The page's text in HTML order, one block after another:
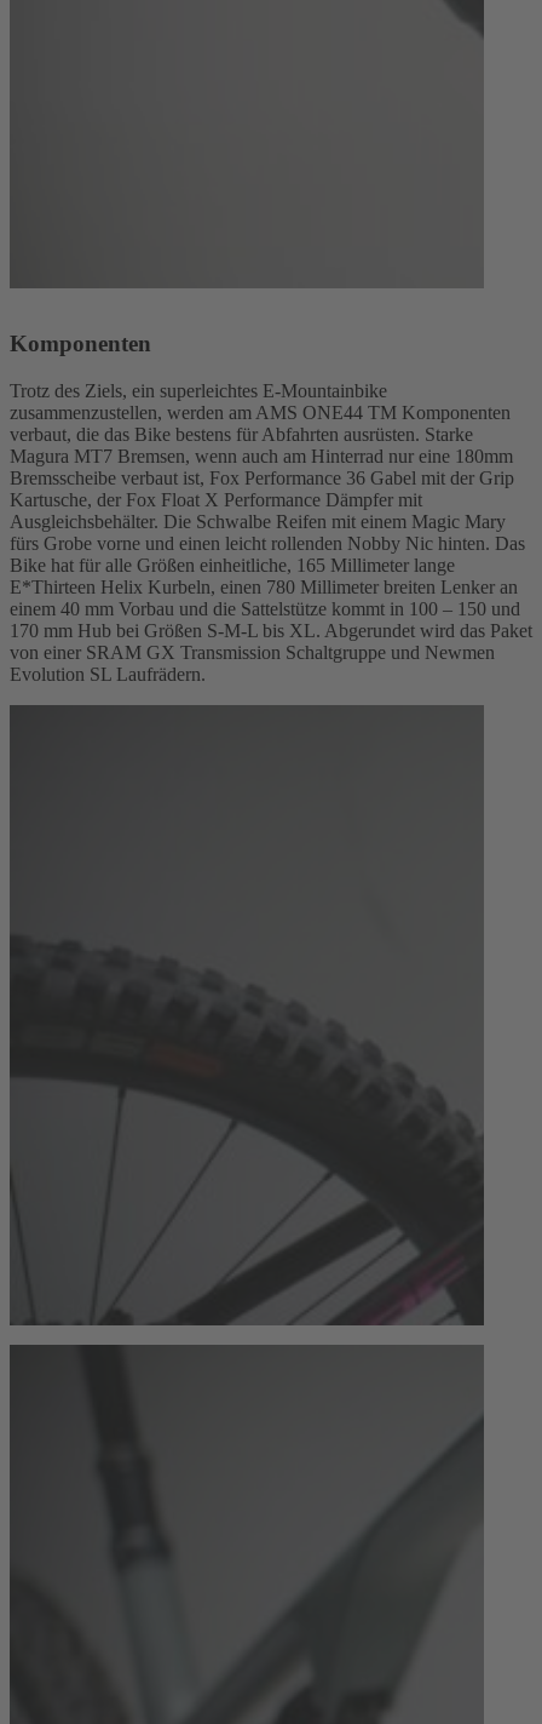
Komponenten
Trotz des Ziels, ein superleichtes E-Mountainbike
zusammenzustellen, werden am AMS ONE44 TM Komponenten
verbaut, die das Bike bestens für Abfahrten ausrüsten. Starke
Magura MT7 Bremsen, wenn auch am Hinterrad nur eine 180mm
Bremsscheibe verbaut ist, Fox Performance 36 Gabel mit der Grip
Kartusche, der Fox Float X Performance Dämpfer mit
Ausgleichsbehälter. Die Schwalbe Reifen mit einem Magic Mary
fürs Grobe vorne und einen leicht rollenden Nobby Nic hinten. Das
Bike hat für alle Größen einheitliche, 165 Millimeter lange
E*Thirteen Helix Kurbeln, einen 780 Millimeter breiten Lenker an
einem 40 mm Vorbau und die Sattelstütze kommt in 100 – 150 und
170 mm Hub bei Größen S-M-L bis XL. Abgerundet wird das Paket
von einer SRAM GX Transmission Schaltgruppe und Newmen
Evolution SL Laufrädern.